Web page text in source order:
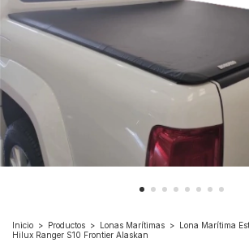
Inicio > Productos > Lonas Marítimas > Lona Marítima
Hilux Ranger S10 Frontier Alaskan